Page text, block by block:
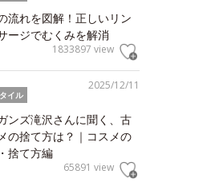
流れを図解！正しいリン
ージでむくみを解消
1833897 view
2025/12/11
イル
ンズ滝沢さんに聞く、古
の捨て方は？｜コスメの
捨て方編
65891 view